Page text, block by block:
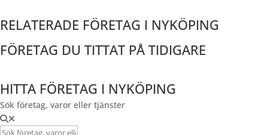
RELATERADE FÖRETAG I NYKÖPING
FÖRETAG DU TITTAT PÅ TIDIGARE
HITTA FÖRETAG I NYKÖPING
Sök företag, varor eller tjänster